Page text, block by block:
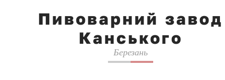
Пивоварний завод
Канського
Березань